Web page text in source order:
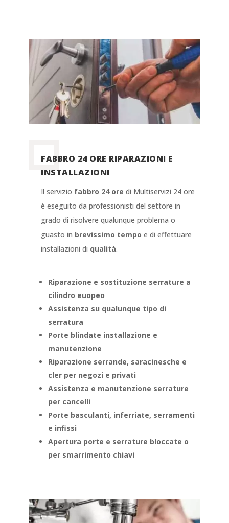
FABBRO 24 ORE RIPARAZIONI E
INSTALLAZIONI
Il servizio fabbro 24 ore di Multiservizi 24 ore
è eseguito da professionisti del settore in
grado di risolvere qualunque problema o
guasto in brevissimo tempo e di effettuare
installazioni di qualità.
Riparazione e sostituzione serrature a
cilindro euopeo
Assistenza su qualunque tipo di
serratura
Porte blindate installazione e
manutenzione
Riparazione serrande, saracinesche e
cler per negozi e privati
Assistenza e manutenzione serrature
per cancelli
Porte basculanti, inferriate, serramenti
e infissi
Apertura porte e serrature bloccate o
per smarrimento chiavi